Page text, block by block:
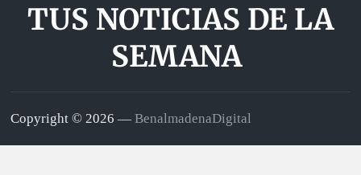
TUS NOTICIAS DE LA
SEMANA
Copyright © 2026 —BenalmadenaDigital